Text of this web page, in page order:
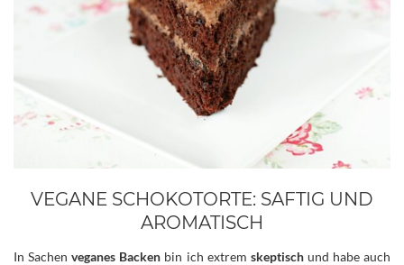
VEGANE SCHOKOTORTE: SAFTIG UND
AROMATISCH
In Sachenveganes Backen bin ich extrem skeptischund habe auch